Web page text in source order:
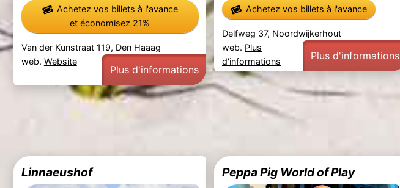
Achetez vos billets à l'avance
et économisez 21%
Van der Kunstraat 119, Den Haaag
web. Website
Plus d'informations
Achetez vos billets à l'avance
Delfweg 37, Noordwijkerhout
web. Plus
d'informations
Plus d'informations
Linnaeushof Peppa Pig World of Play